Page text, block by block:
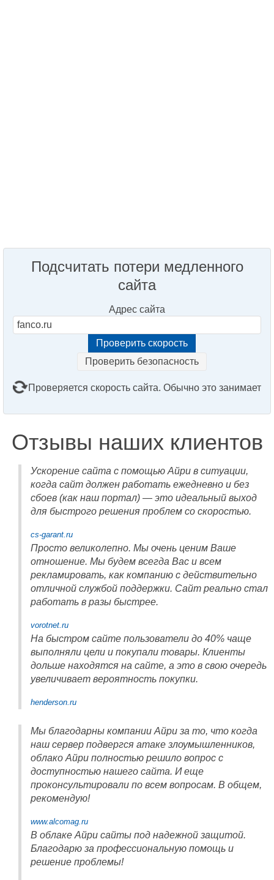
Подсчитать потери медленного
сайта
Адрес сайта
Проверить безопасность
Проверяется скорость сайта. Обычно это занимает
Отзывы наших клиентов
Ускорение сайта с помощью Айри в ситуации,
когда сайт должен работать ежедневно и без
сбоев (как наш портал) — это идеальный выход
для быстрого решения проблем со скоростью.
cs-garant.ru
Просто великолепно. Мы очень ценим Ваше
отношение. Мы будем всегда Вас и всем
рекламировать, как компанию с действительно
отличной службой поддержки. Сайт реально стал
работать в разы быстрее.
vorotnet.ru
На быстром сайте пользователи до 40% чаще
выполняли цели и покупали товары. Клиенты
дольше находятся на сайте, а это в свою очередь
увеличивает вероятность покупки.
henderson.ru
Мы благодарны компании Айри за то, что когда
наш сервер подвергся атаке злоумышленников,
облако Айри полностью решило вопрос с
доступностью нашего сайта. И еще
проконсультировали по всем вопросам. В общем,
рекомендую!
www.alcomag.ru
В облаке Айри сайты под надежной защитой.
Благодарю за профессиональную помощь и
решение проблемы!